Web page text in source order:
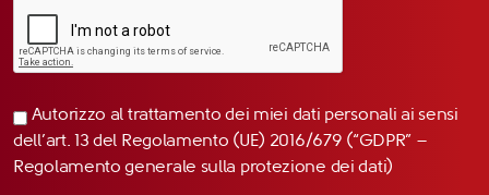
Autorizzo al trattamento dei miei dati personali ai sensi
dell’art. 13 del Regolamento (UE) 2016/679 (“GDPR” –
Regolamento generale sulla protezione dei dati)